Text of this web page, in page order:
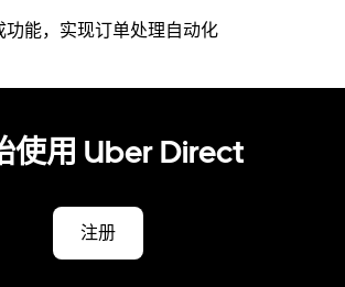
能，实现订单处理自动化
使用 Uber Direct
注册